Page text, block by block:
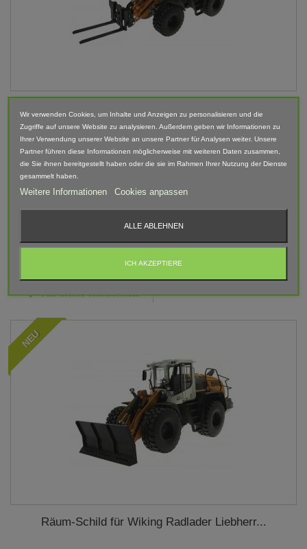
16,95 € inkl. MwSt.
In den Warenkorb Mehr
Auf meine Wunschliste
NEU
Räum-Schild für Wiking Radlader Liebherr...
Wir verwenden Cookies, um Inhalte und Anzeigen zu personalisieren und die
Zugriffe auf unsere Website zu analysieren. Außerdem geben wir Informationen zu
Ihrer Verwendung unserer Website an unsere Partner für Analysen weiter. Unsere
Partner führen diese Informationen möglicherweise mit weiteren Daten zusammen,
die Sie ihnen bereitgestellt haben oder die sie im Rahmen Ihrer Nutzung der Dienste
gesammelt haben.
Weitere Informationen Cookies anpassen
ALLE ABLEHNEN
ICH AKZEPTIERE